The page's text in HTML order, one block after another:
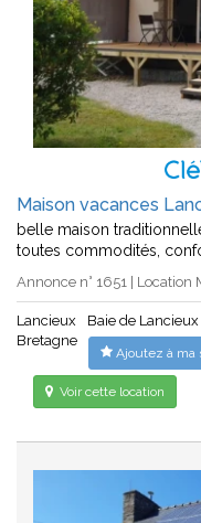
Maison vacances
belle maison
toutes commodités,
Annonce n° 1651 | Location
Lancieux Baie de
Bretagne
Ajoutez à ma
Voir cette location